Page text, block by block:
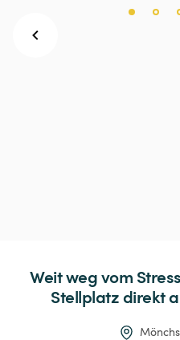
Weitwegvom Stress
Stellplatzdirekt